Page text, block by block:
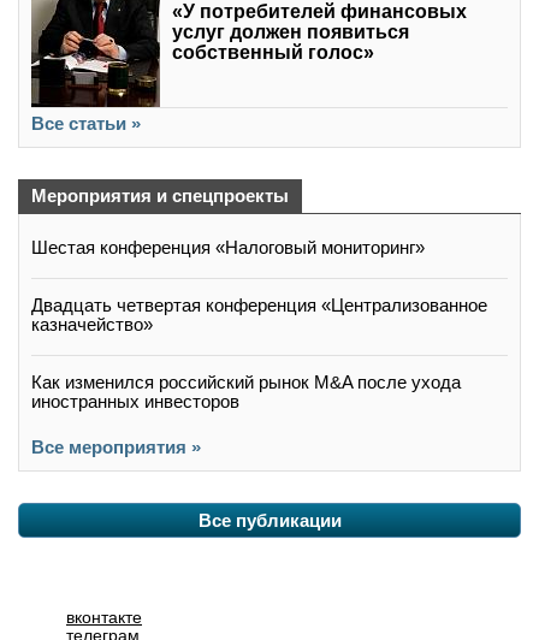
«У потребителей финансовых
услуг должен появиться
собственный голос»
Все статьи »
Мероприятия и спецпроекты
Шестая конференция «Налоговый мониторинг»
Двадцать четвертая конференция «Централизованное
казначейство»
Как изменился российский рынок M&A после ухода
иностранных инвесторов
Все мероприятия »
Все публикации
вконтакте
телеграм